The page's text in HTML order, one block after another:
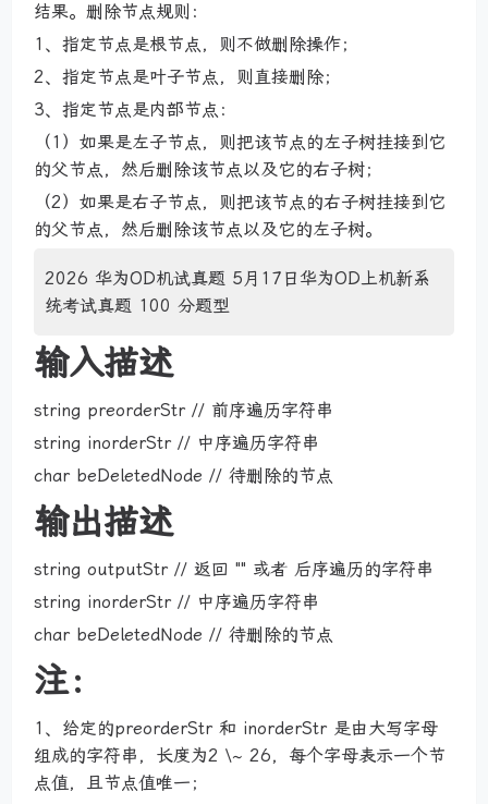
结果。删除节点规则：
1、指定节点是根节点，则不做删除操作；
2、指定节点是叶子节点，则直接删除；
3、指定节点是内部节点：
（1）如果是左子节点，则把该节点的左子树挂接到它
的父节点，然后删除该节点以及它的右子树；
（2）如果是右子节点，则把该节点的右子树挂接到它
的父节点，然后删除该节点以及它的左子树。
2026 华为OD机试真题 5月17日华为OD上机新系
统考试真题 100 分题型
输入描述
string preorderStr // 前序遍历字符串
string inorderStr // 中序遍历字符串
char beDeletedNode // 待删除的节点
输出描述
string outputStr // 返回 "" 或者 后序遍历的字符串
string inorderStr // 中序遍历字符串
char beDeletedNode // 待删除的节点
注：
1、给定的preorderStr 和 inorderStr 是由大写字母
组成的字符串，长度为2 \~ 26，每个字母表示一个节
点值，且节点值唯一；